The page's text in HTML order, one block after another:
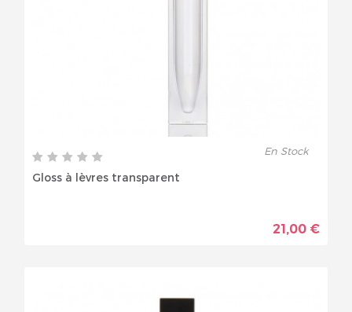
En Stock
Gloss à lèvres transparent
21,00 €